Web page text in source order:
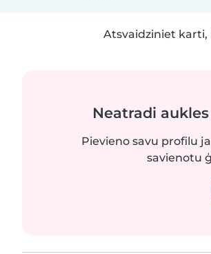
Atsvaidziniet karti,
Neatradi
Pievieno savu profilu
savienotu